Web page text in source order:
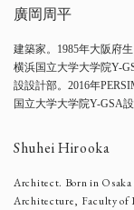
廣岡周平
建築家。1985年大阪府
横浜国立大学大学院Y-
設設計部。2016年
国立大学大学院Y-GSA設
Shuhei Hirooka
Architect. Born in
Architecture, Faculty of